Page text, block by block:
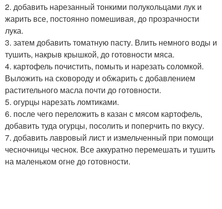
2. добавить нарезанный тонкими полукольцами лук и
жарить все, постоянно помешивая, до прозрачности
лука.
3. затем добавить томатную пасту. Влить немного воды и
тушить, накрыв крышкой, до готовности мяса.
4. картофель почистить, помыть и нарезать соломкой.
Выложить на сковороду и обжарить с добавлением
растительного масла почти до готовности.
5. огурцы нарезать ломтиками.
6. после чего переложить в казан с мясом картофель,
добавить туда огурцы, посолить и поперчить по вкусу.
7. добавить лавровый лист и измельченный при помощи
чесночницы чеснок. Все аккуратно перемешать и тушить
на маленьком огне до готовности.